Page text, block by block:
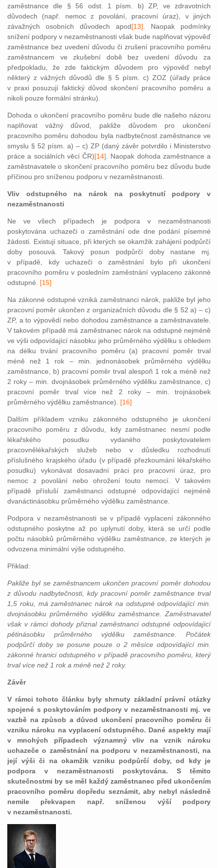
zaměstnance dle § 56 odst. 1 písm. b) ZP, ve zdravotních
důvodech (např. nemoc z povolání, pracovní úraz), v jiných
závažných osobních důvodech apod[13] . Naopak podmínky
snížení podpory v nezaměstnanosti však bude naplňovat výpověď
zaměstnance bez uvedení důvodu či zrušení pracovního poměru
zaměstnancem ve zkušební době bez uvedení důvodu za
předpokladu, že zde faktickým důvodem pro výpověď nebyl
některý z vážných důvodů dle § 5 písm. c) ZOZ (úřady práce
v praxi posuzují faktický důvod skončení pracovního poměru a
nikoli pouze formální stránku).
Dohoda o ukončení pracovního poměru bude dle našeho názoru
naplňovat vážný důvod, pakliže důvodem pro ukončení
pracovního poměru dohodou byla nadbytečnost zaměstnance ve
smyslu § 52 písm. a) – c) ZP (daný závěr potvrdilo i Ministerstvo
práce a sociálních věcí ČR)[14] . Naopak dohoda zaměstnance a
zaměstnavatele o skončení pracovního poměru bez důvodu bude
příčinou pro sníženou podporu v nezaměstnanosti.
Vliv odstupného na nárok na poskytnutí podpory v
nezaměstnanosti
Ne ve všech případech je podpora v nezaměstnanosti
poskytována uchazeči o zaměstnání ode dne podání písemné
žádosti. Existují situace, při kterých se okamžik zahájení podpůrčí
doby posouvá. Takový posun podpůrčí doby nastane mj.
v případě, kdy uchazeči o zaměstnání bylo při ukončení
pracovního poměru v posledním zaměstnání vyplaceno zákonné
odstupné. [15]
Na zákonné odstupné vzniká zaměstnanci nárok, pakliže byl jeho
pracovní poměr ukončen z organizačních důvodu dle § 52 a) – c)
ZP, a to výpovědí nebo dohodou zaměstnance a zaměstnavatele.
V takovém případě má zaměstnanec nárok na odstupné nejméně
ve výši odpovídající násobku jeho průměrného výdělku s ohledem
na délku trvání pracovního poměru (a) pracovní poměr trval
méně než 1 rok – min. jednonásobek průměrného výdělku
zaměstnance, b) pracovní poměr trval alespoň 1 rok a méně než
2 roky – min. dvojnásobek průměrného výdělku zaměstnance, c)
pracovní poměr trval více než 2 roky – min. trojnásobek
průměrného výdělku zaměstnance). [16]
Dalším příkladem vzniku zákonného odstupného je ukončení
pracovního poměru z důvodu, kdy zaměstnanec nesmí podle
lékařského posudku vydaného poskytovatelem
pracovnělékařských služeb nebo v důsledku rozhodnutí
příslušného krajského úřadu (v případě přezkoumání lékařského
posudku) vykonávat dosavadní práci pro pracovní úraz, pro
nemoc z povolání nebo ohrožení touto nemocí. V takovém
případě přísluší zaměstnanci odstupné odpovídající nejméně
dvanáctinásobku průměrného výdělku zaměstnance.
Podpora v nezaměstnanosti se v případě vyplacení zákonného
odstupného poskytne až po uplynutí doby, která se určí podle
počtu násobků průměrného výdělku zaměstnance, ze kterých je
odvozena minimální výše odstupného.
Přiklad:
Pakliže byl se zaměstnancem ukončen pracovní poměr dohodou
z důvodu nadbytečnosti, kdy pracovní poměr zaměstnance trval
1,5 roku, má zaměstnanec nárok na odstupné odpovídající min.
dvojnásobku průměrného výdělku zaměstnance. Zaměstnavatel
však v rámci dohody přiznal zaměstnanci odstupné odpovídající
pětinásobku průměrného výdělku zaměstnance. Počátek
podpůrčí doby se posune pouze o 2 měsíce odpovídající min.
zákonné hranici odstupného v případě pracovního poměru, který
trval více než 1 rok a méně než 2 roky.
Závěr
V rámci tohoto článku byly shrnuty základní právní otázky
spojené s poskytováním podpory v nezaměstnanosti mj. ve
vazbě na způsob a důvod ukončení pracovního poměru či
vzniku nároku na vyplacení odstupného. Dané aspekty mají
v mnohých případech významný vliv na vznik nároku
uchazeče o zaměstnání na podporu v nezaměstnanosti, na
její výši či na okamžik vzniku podpůrčí doby, od kdy je
podpora v nezaměstnanosti poskytována. S těmito
skutečnostmi by se měl každý zaměstnanec před ukončením
pracovního poměru dopředu seznámit, aby nebyl následně
nemile překvapen např. sníženou výší podpory
v nezaměstnanosti.